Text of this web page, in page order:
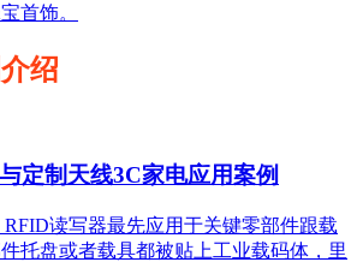
首饰。
绍
定制天线3C家电应用案例
读写器最先应用于关键零部件跟载
托盘或者载具都被贴上工业载码体，里